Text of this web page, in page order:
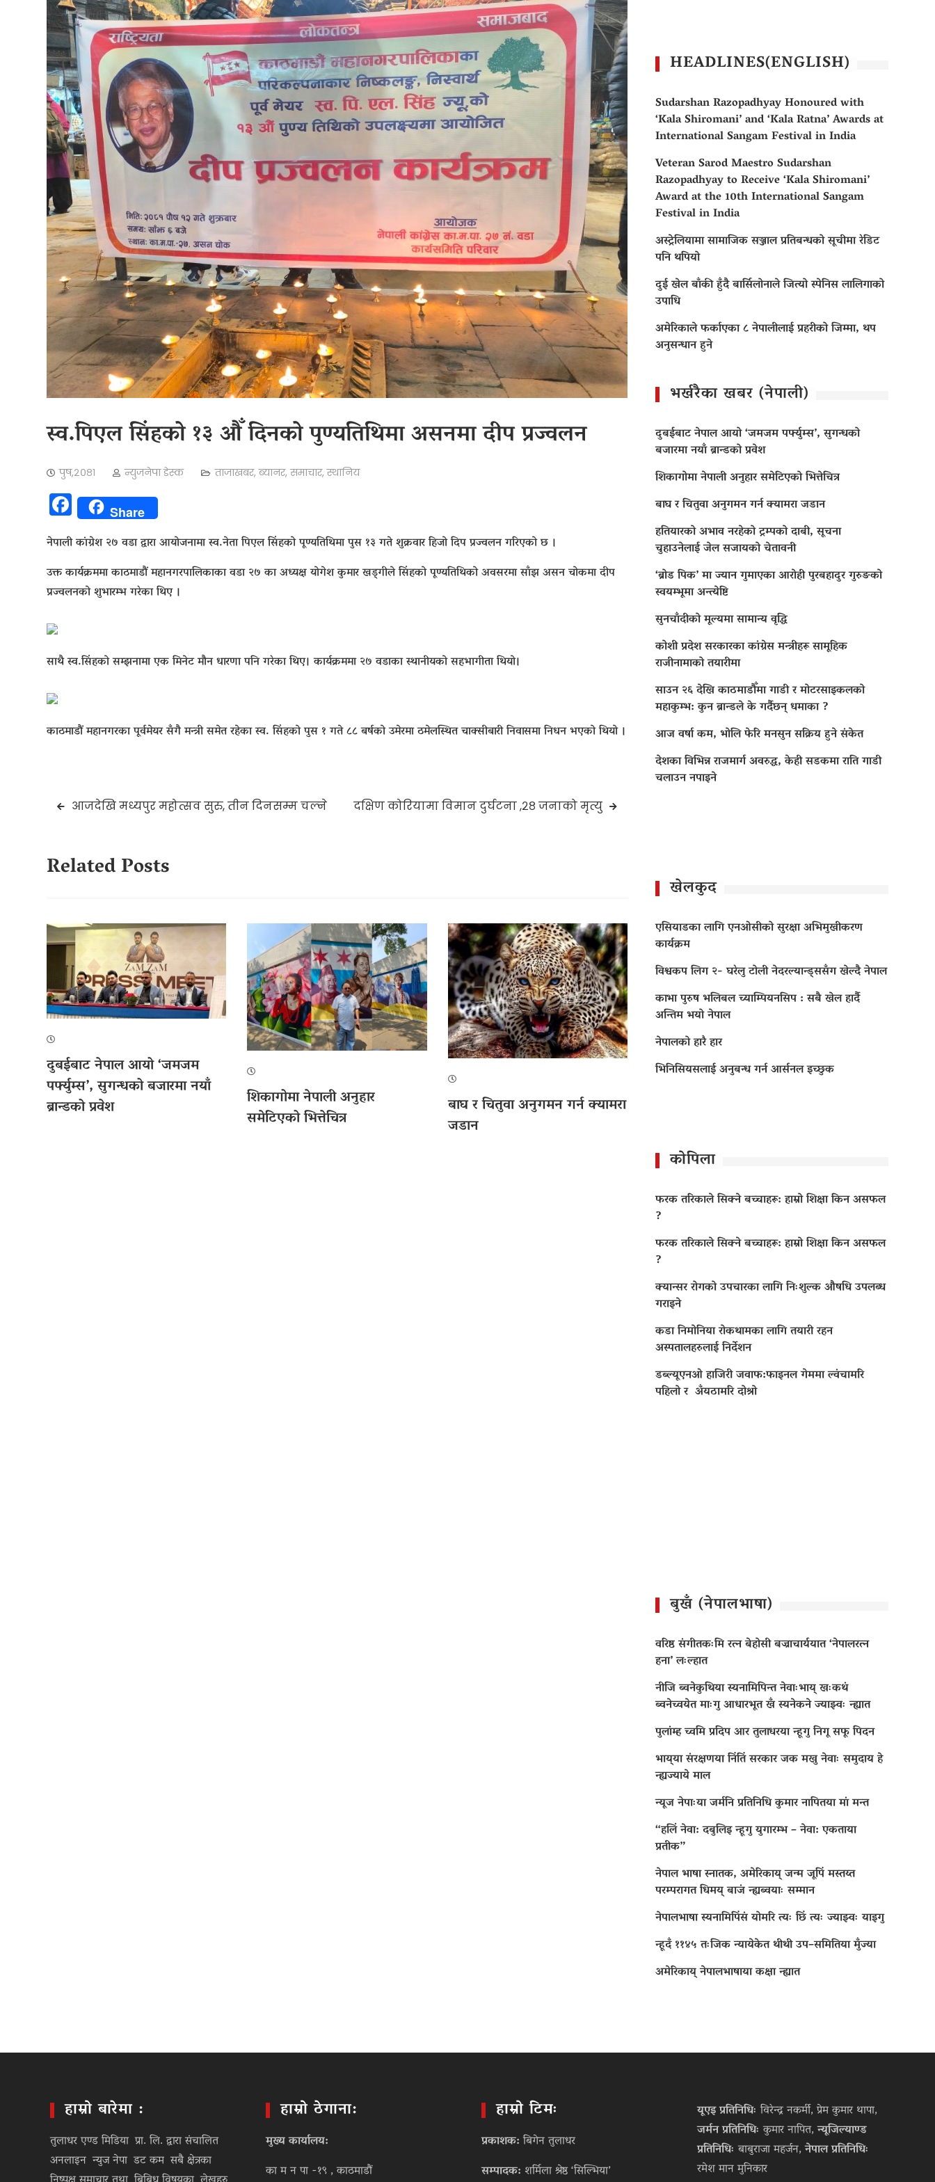
स्व.पिएल सिंहको १३ औँ दिनको पुण्यतिथिमा असनमा दीप प्रज्वलन
पुष,२०८१ न्युजनेपा डेस्क ताजाखबर,ब्यानर, समाचार,स्थानिय
Facebook
Share
नेपाली कांग्रेश २७ वडा द्वारा आयोजनामा स्व.नेता पिएल सिंहको पूण्यतिथिमा पुस १३ गते शुक्रवार हिजो दिप प्रज्वलन गरिएको छ ।
उक्त कार्यक्रममा काठमाडौं महानगरपालिकाका वडा २७ का अध्यक्ष योगेश कुमार खड्‌गीले सिंहको पूण्यतिथिको अवसरमा साँझ असन चोकमा दीप
प्रज्वलनको शुभारम्भ गरेका थिए ।
साथै स्व.सिंहको सम्झनामा एक मिनेट मौन धारणा पनि गरेका थिए। कार्यक्रममा २७ वडाका स्थानीयको सहभागीता थियो।
काठमाडौं महानगरका पूर्वमेयर सँगै मन्त्री समेत रहेका स्व. सिंहको पुस १ गते ८८ बर्षको उमेरमा ठमेलस्थित चाक्सीबारी निवासमा निधन भएको थियो ।
Postआजदेखि मध्यपुर महोत्सव सुरु, तीन दिनसम्म चल्ने दक्षिण कोरियामा विमान दुर्घटना ,२८ जनाको मृत्यु
Related Posts
दुबईबाट नेपाल आयो ‘जमजम
पर्फ्युम्स’, सुगन्धको बजारमा नयाँ
ब्रान्डको प्रवेश शिकागोमा नेपाली अनुहार
समेटिएको भित्तेचित्र बाघ र चितुवा अनुगमन गर्न क्यामरा
जडान
HEADLINES(ENGLISH)
Sudarshan Razopadhyay Honoured with
‘Kala Shiromani’ and ‘Kala Ratna’ Awards at
International Sangam Festival in India
Veteran Sarod Maestro Sudarshan
Razopadhyay to Receive ‘Kala Shiromani’
Award at the 10th International Sangam
Festival in India
अस्ट्रेलियामा सामाजिक सञ्जाल प्रतिबन्धको सूचीमा रेडिट
पनि थपियो
दुई खेल बाँकी हुँदै बार्सिलोनाले जित्यो स्पेनिस लालिगाको
उपाधि
अमेरिकाले फर्काएका ८ नेपालीलाई प्रहरीको जिम्मा, थप
अनुसन्धान हुने
भर्खरैका खबर (नेपाली)
दुबईबाट नेपाल आयो ‘जमजम पर्फ्युम्स’, सुगन्धको
बजारमा नयाँ ब्रान्डको प्रवेश
शिकागोमा नेपाली अनुहार समेटिएको भित्तेचित्र
बाघ र चितुवा अनुगमन गर्न क्यामरा जडान
हतियारको अभाव नरहेको ट्रम्पको दाबी, सूचना
चुहाउनेलाई जेल सजायको चेतावनी
‘ब्रोड पिक’ मा ज्यान गुमाएका आराेही पुरबहादुर गुरुङको
स्वयम्भूमा अन्त्येष्टि
सुनचाँदीको मूल्यमा सामान्य वृद्धि
कोशी प्रदेश सरकारका कांग्रेस मन्त्रीहरू सामूहिक
राजीनामाको तयारीमा
साउन २६ देखि काठमाडौँमा गाडी र मोटरसाइकलको
महाकुम्भ: कुन ब्रान्डले के गर्दैछन् धमाका ?
आज वर्षा कम, भोलि फेरि मनसुन सक्रिय हुने संकेत
देशका विभिन्न राजमार्ग अवरुद्ध, केही सडकमा राति गाडी
चलाउन नपाइने
खेलकुद
एसियाडका लागि एनओसीको सुरक्षा अभिमुखीकरण
कार्यक्रम
विश्वकप लिग २- घरेलु टोली नेदरल्यान्ड्ससँग खेल्दै नेपाल
काभा पुरुष भलिबल च्याम्पियनसिप : सबै खेल हार्दै
अन्तिम भयो नेपाल
नेपालको हारै हार
भिनिसियसलाई अनुबन्ध गर्न आर्सनल इच्छुक
कोपिला
फरक तरिकाले सिक्ने बच्चाहरू: हाम्रो शिक्षा किन असफल
?
फरक तरिकाले सिक्ने बच्चाहरू: हाम्रो शिक्षा किन असफल
?
क्यान्सर रोगको उपचारका लागि निःशुल्क औषधि उपलब्ध
गराइने
कडा निमोनिया रोकथामका लागि तयारी रहन
अस्पतालहरुलाई निर्देशन
डब्ल्यूएनओ हाजिरी जवाफ:फाइनल गेममा ल्वंचामरि
पहिलो र अँयठामरि दोश्रो
बुखँ (नेपालभाषा)
वरिष्ठ संगीतकःमि रत्न बेहोसी बज्राचार्ययात ‘नेपालरत्न
हना’ लःल्हात
नीजि ब्वनेकुथिया स्यनामिपिन्त नेवाःभाय् खःकथं
ब्वनेच्वयेत माःगु आधारभूत खँ स्यनेकने ज्याझ्वः न्ह्यात
पुलांम्ह च्वमि प्रदिप आर तुलाधरया न्हूगु निगू सफू पिदन
भाय्‌या संरक्षणया निंतिं सरकार जक मखु नेवाः समुदाय हे
न्ह्यज्याये माल
न्यूज नेपाःया जर्मनि प्रतिनिधि कुमार नापितया मां मन्त
“हलिं नेवा: दबुलिइ न्हूगु युगारम्भ – नेवा: एकताया
प्रतीक”
नेपाल भाषा स्नातक, अमेरिकाय् जन्म जूपिं मस्तय्त
परम्परागत धिमय् बाजं न्ह्यब्वयाः सम्मान
नेपालभाषा स्यनामिपिंसं योमरि त्यः छिं त्यः ज्याझ्वः याइगु
न्हूदँ ११४५ तःजिक न्यायेकेत थीथी उप–समितिया मुँज्या
अमेरिकाय् नेपालभाषाया कक्षा न्ह्यात
हाम्रो बारेमा :
तुलाधर एण्ड मिडिया प्रा. लि. द्वारा संचालित
अनलाइन न्युज नेपा डट कम सबै क्षेत्रका
हाम्रो ठेगाना:
मुख्य कार्यालय:
का म न पा -१९ , काठमाडौं
हाम्रो टिमः
प्रकाशक: बिगेन तुलाधर
सम्पादक: शर्मिला श्रेष्ठ ‘सिल्भिया’
यूएइ प्रतिनिधिः विरेन्द्र नकर्मी, प्रेम कुमार थापा,
जर्मन प्रतिनिधिः कुमार नापित,न्यूजिल्याण्ड
प्रतिनिधिः बाबुराजा महर्जन,नेपाल प्रतिनिधिः
रमेश मान मुनिकार